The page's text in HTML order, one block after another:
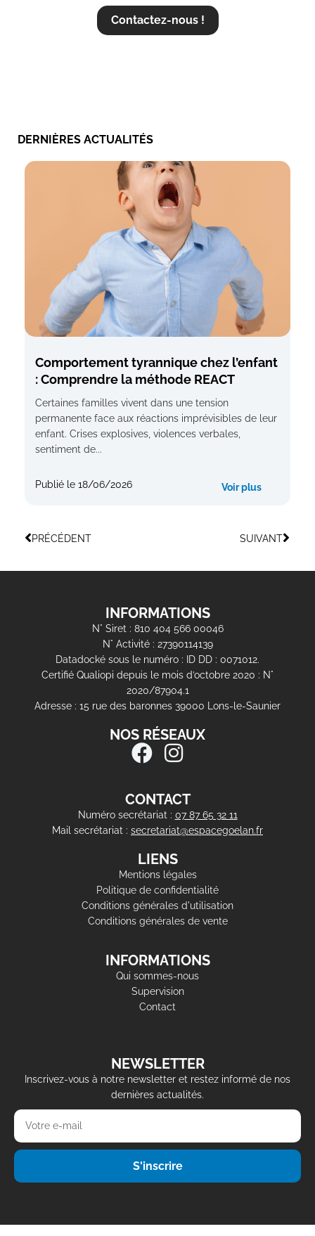
Contactez-nous !
DERNIÈRES ACTUALITÉS
Comportement tyrannique chez l’enfant
: Comprendre la méthode REACT
Certaines familles vivent dans une tension
permanente face aux réactions imprévisibles de leur
enfant. Crises explosives, violences verbales,
sentiment de...
Publié le 18/06/2026 Voir plus
PRÉCÉDENT SUIVANT
INFORMATIONS
N° Siret : 810 404 566 00046
N° Activité : 27390114139
Datadocké sous le numéro : ID DD : 0071012.
Certifié Qualiopi depuis le mois d’octobre 2020 : N°
2020/87904.1
Adresse : 15 rue des baronnes 39000 Lons-le-Saunier
NOS RÉSEAUX
CONTACT
Numéro secrétariat : 07 87 65 32 11
Mail secrétariat : secretariat@espacegoelan.fr
LIENS
Mentions légales
Politique de confidentialité
Conditions générales d'utilisation
Conditions générales de vente
INFORMATIONS
Qui sommes-nous
Supervision
Contact
NEWSLETTER
Inscrivez-vous à notre newsletter et restez informé de nos
dernières actualités.
S'inscrire